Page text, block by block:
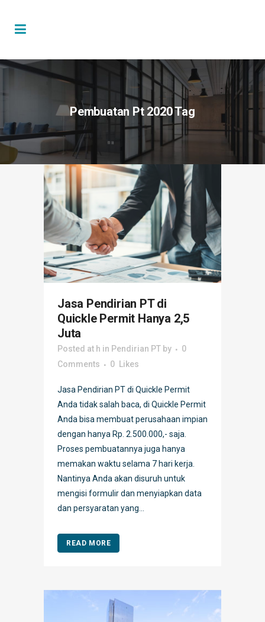
Pembuatan Pt 2020 Tag
Jasa Pendirian PT di
Quickle Permit Hanya 2,5
Juta
Posted at h in Pendirian PT by
0
Comments
0 Likes
Jasa Pendirian PT di Quickle Permit
Anda tidak salah baca, di Quickle Permit
Anda bisa membuat perusahaan impian
dengan hanya Rp. 2.500.000,- saja.
Proses pembuatannya juga hanya
memakan waktu selama 7 hari kerja.
Nantinya Anda akan disuruh untuk
mengisi formulir dan menyiapkan data
dan persyaratan yang...
READ MORE